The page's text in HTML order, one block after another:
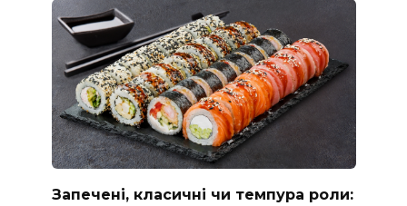
Запечені, класичні чи темпура роли: